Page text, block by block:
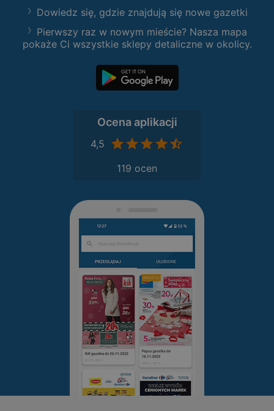
Dowiedz się, gdzie znajdują się nowe gazetki
Pierwszy raz w nowym mieście? Nasza mapa
pokaże Ci wszystkie sklepy detaliczne w okolicy.
Ocena aplikacji
4,5
119 ocen